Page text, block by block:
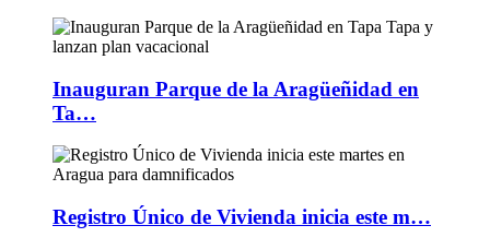
Inauguran Parque de la Aragüeñidad en
Ta…
Registro Único de Vivienda inicia este m…